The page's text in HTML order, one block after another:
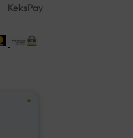
KeksPay